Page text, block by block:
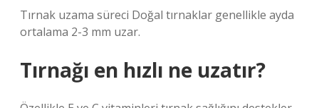
Tırnak uzama süreci Doğal tırnaklar genellikle ayda
ortalama 2-3 mm uzar.
Tırnağı en hızlı ne uzatır?